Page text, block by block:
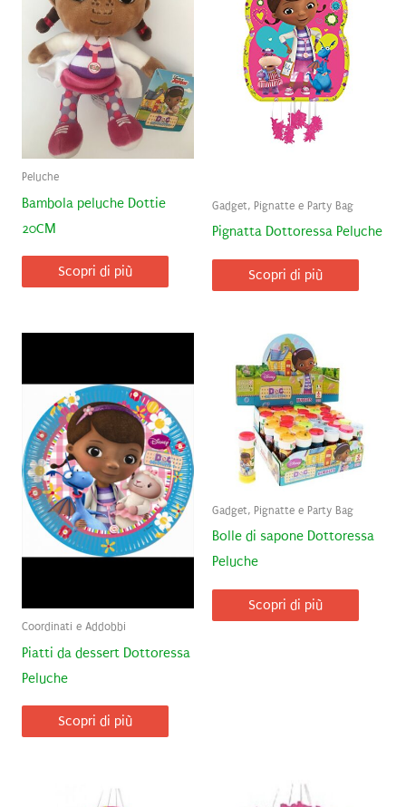
Peluche
Bambola peluche Dottie
20CM
Scopri di più
Gadget, Pignatte e Party Bag
Pignatta Dottoressa Peluche
Scopri di più
Coordinati e Addobbi
Piatti da dessert Dottoressa
Peluche
Scopri di più
Gadget, Pignatte e Party Bag
Bolle di sapone Dottoressa
Peluche
Scopri di più